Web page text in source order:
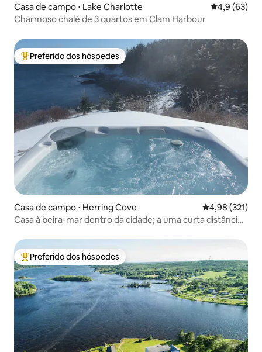
Casa de campo ⋅ Lake Charlotte 4,9 de uma
4,9 (63)
Charmoso chalé de 3 quartos em Clam Harbour
Entre os melhores preferidos dos hóspedes
Preferido dos hóspedes
Casa de campo ⋅ Herring Cove 4,98 de uma
4,98 (321)
Casa à beira-mar dentro da cidade; a uma curta distância
Entre os melhores preferidos dos hóspedes
Preferido dos hóspedes